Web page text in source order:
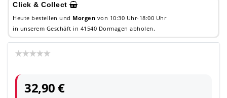
Click & Collect
Heute bestellen und Morgen von 10:30 Uhr-18:00 Uhr
in unserem Geschäft in 41540 Dormagen abholen.
32,90 €